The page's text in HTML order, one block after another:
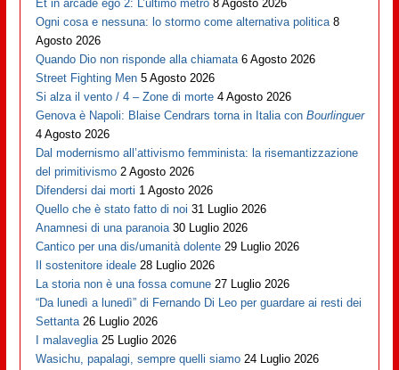
Et in arcade ego 2: L’ultimo metrò 8 Agosto 2026
Ogni cosa e nessuna: lo stormo come alternativa politica 8
Agosto 2026
Quando Dio non risponde alla chiamata 6 Agosto 2026
Street Fighting Men 5 Agosto 2026
Si alza il vento / 4 – Zone di morte 4 Agosto 2026
Genova è Napoli: Blaise Cendrars torna in Italia conBourlinguer
4 Agosto 2026
Dal modernismo all’attivismo femminista: la risemantizzazione
del primitivismo 2 Agosto 2026
Difendersi dai morti 1 Agosto 2026
Quello che è stato fatto di noi 31 Luglio 2026
Anamnesi di una paranoia 30 Luglio 2026
Cantico per una dis/umanità dolente 29 Luglio 2026
Il sostenitore ideale 28 Luglio 2026
La storia non è una fossa comune 27 Luglio 2026
“Da lunedì a lunedì” di Fernando Di Leo per guardare ai resti dei
Settanta 26 Luglio 2026
I malaveglia 25 Luglio 2026
Wasichu, papalagi, sempre quelli siamo 24 Luglio 2026